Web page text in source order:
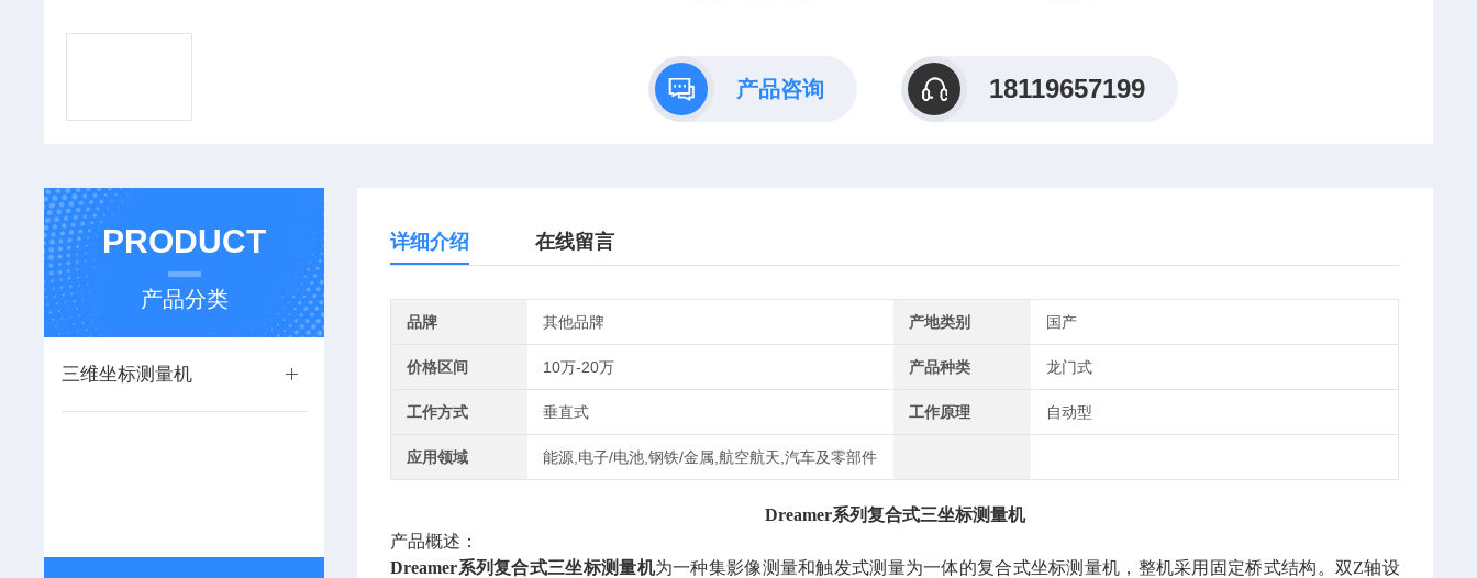
产品咨询 18119657199
PRODUCT
产品分类
三维坐标测量机
详细介绍 在线留言
品牌 其他品牌 产地类别 国产
价格区间 10万-20万 产品种类 龙门式
工作方式 垂直式 工作原理 自动型
应用领域 能源,电子/电池,钢铁/金属,航空航天,汽车及零部件
Dreamer系列复合式三坐标测量机
产品概述：
Dreamer系列复合式三坐标测量机为一种集影像测量和触发式测量为一体的复合式坐标测量机，整机采用固定桥式结构。双Z轴设